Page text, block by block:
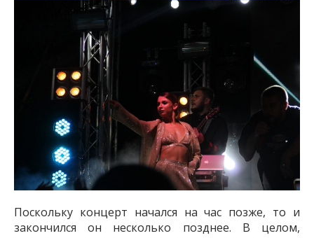
Поскольку концерт начался на час позже, то и
закончился он несколько позднее. В целом,